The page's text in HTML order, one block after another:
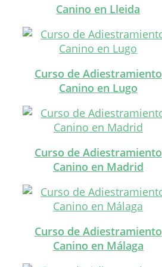
Canino en Lleida
Curso de Adiestramiento
Canino en Lugo
Curso de Adiestramiento
Canino en Madrid
Curso de Adiestramiento
Canino en Málaga